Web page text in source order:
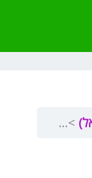
חודש אלול